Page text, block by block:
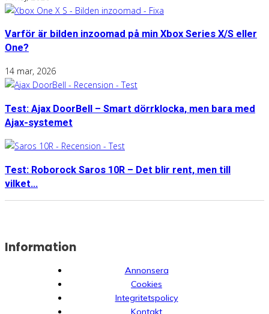
Varför är bilden inzoomad på min Xbox Series X/S eller
One?
14 mar, 2026
Test: Ajax DoorBell – Smart dörrklocka, men bara med
Ajax-systemet
Test: Roborock Saros 10R – Det blir rent, men till
vilket...
Information
Annonsera
Cookies
Integritetspolicy
Kontakt